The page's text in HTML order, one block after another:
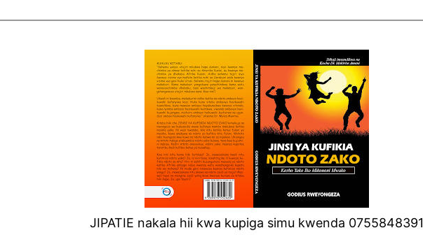
JIPATIE nakala hii kwa kupiga simu kwenda 0755848391